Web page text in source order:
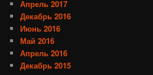
Апрель 2017
Декабрь 2016
Июнь 2016
Май 2016
Апрель 2016
Декабрь 2015